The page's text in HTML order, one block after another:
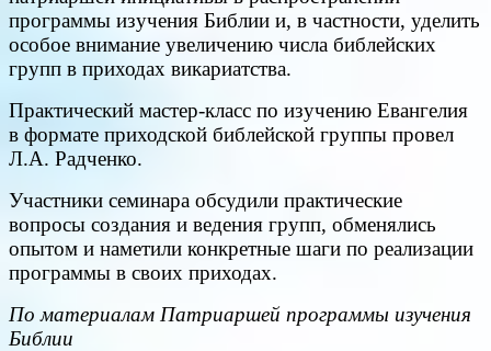
программы изучения Библии и, в частности, уделить
особое внимание увеличению числа библейских
групп в приходах викариатства.
Практический мастер-класс по изучению Евангелия
в формате приходской библейской группы провел
Л.А. Радченко.
Участники семинара обсудили практические
вопросы создания и ведения групп, обменялись
опытом и наметили конкретные шаги по реализации
программы в своих приходах.
По материалам Патриаршей программы изучения
Библии